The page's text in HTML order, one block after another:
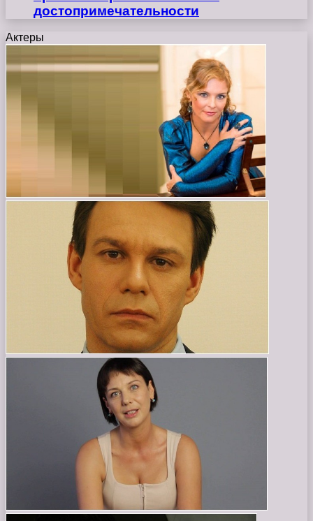
достопримечательности
Актеры